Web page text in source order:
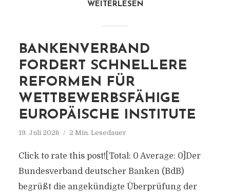
WEITERLESEN
BANKENVERBAND
FORDERT SCHNELLERE
REFORMEN FÜR
WETTBEWERBSFÄHIGE
EUROPÄISCHE INSTITUTE
19. Juli 2026 2 Min. Lesedauer
Click to rate this post![Total: 0 Average: 0]Der
Bundesverband deutscher Banken (BdB)
begrüßt die angekündigte Überprüfung der